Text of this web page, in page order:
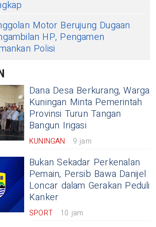
Motor Berujung Dugaan
HP, Pengamen
Polisi
Dana Desa Berkurang, Warga
Kuningan Minta Pemerintah
Provinsi Turun Tangan
Bangun Irigasi
KUNINGAN 9 jam
Bukan Sekadar Perkenalan
Pemain, Persib Bawa Danijel
Loncar dalam Gerakan Peduli
Kanker
SPORT 10 jam